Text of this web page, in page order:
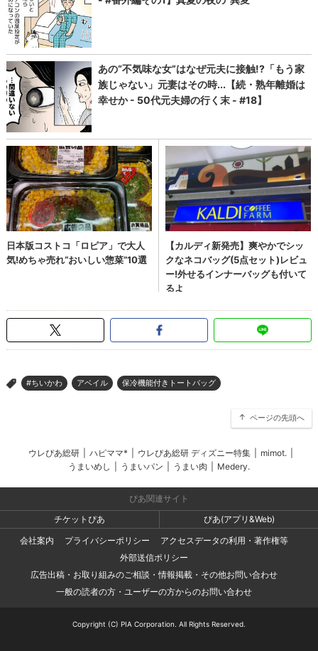
> #ちいかわ アベイル 保冷機能付きトートバッグ
ページの先頭へ
ウレぴあ総研 ハピママ* ウレぴあ総研 ディズニー特集 mimot.
うまいめし
うまいパン うまい肉 Medery.
ぴあ関連サイト
チケットぴあ
ぴあ(アプリ&Web)
会社案内
プライバシーポリシー
アクセスデータの利用・著作権等
外部送信ポリシー
広告出稿・お取り組みのご相談・情報掲載・その他お問い合わせ
一般の読者の方・ユーザーの方からのお問い合わせ
Copyright (C) PIA Corporation. All Rights Reserved.